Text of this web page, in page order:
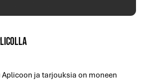
ja tarjouksia on moneen